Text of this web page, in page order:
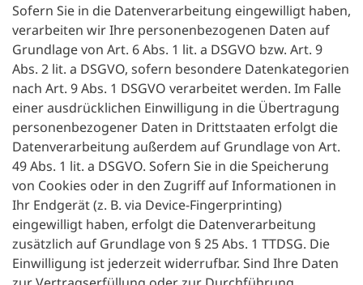
Sofern Sie in die Datenverarbeitung eingewilligt haben,
verarbeiten wir Ihre personenbezogenen Daten auf
Grundlage von Art. 6 Abs. 1 lit. a DSGVO bzw. Art. 9
Abs. 2 lit. a DSGVO, sofern besondere Datenkategorien
nach Art. 9 Abs. 1 DSGVO verarbeitet werden. Im Falle
einer ausdrücklichen Einwilligung in die Übertragung
personenbezogener Daten in Drittstaaten erfolgt die
Datenverarbeitung außerdem auf Grundlage von Art.
49 Abs. 1 lit. a DSGVO. Sofern Sie in die Speicherung
von Cookies oder in den Zugriff auf Informationen in
Ihr Endgerät (z. B. via Device-Fingerprinting)
eingewilligt haben, erfolgt die Datenverarbeitung
zusätzlich auf Grundlage von § 25 Abs. 1 TTDSG. Die
Einwilligung ist jederzeit widerrufbar. Sind Ihre Daten